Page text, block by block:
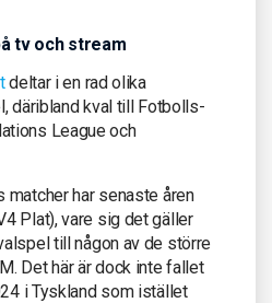
tv och stream
deltar i en rad olika
däribland kval till Fotbolls-
League och
matcher har senaste åren
Plat), vare sig det gäller
till någon av de större
Det här är dock inte fallet
i Tyskland som istället